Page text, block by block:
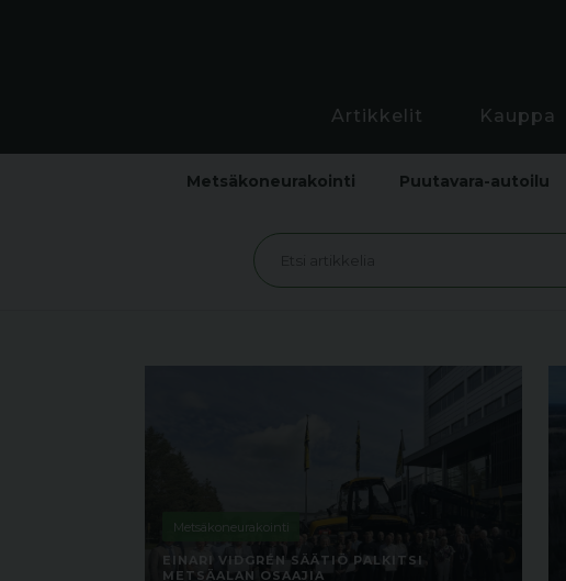
Artikkelit Kauppa
Metsäkoneurakointi Puutavara-autoilu
Metsäkoneurakointi
EINARI VIDGRÉN SÄÄTIÖ PALKITSI
METSÄALAN OSAAJIA